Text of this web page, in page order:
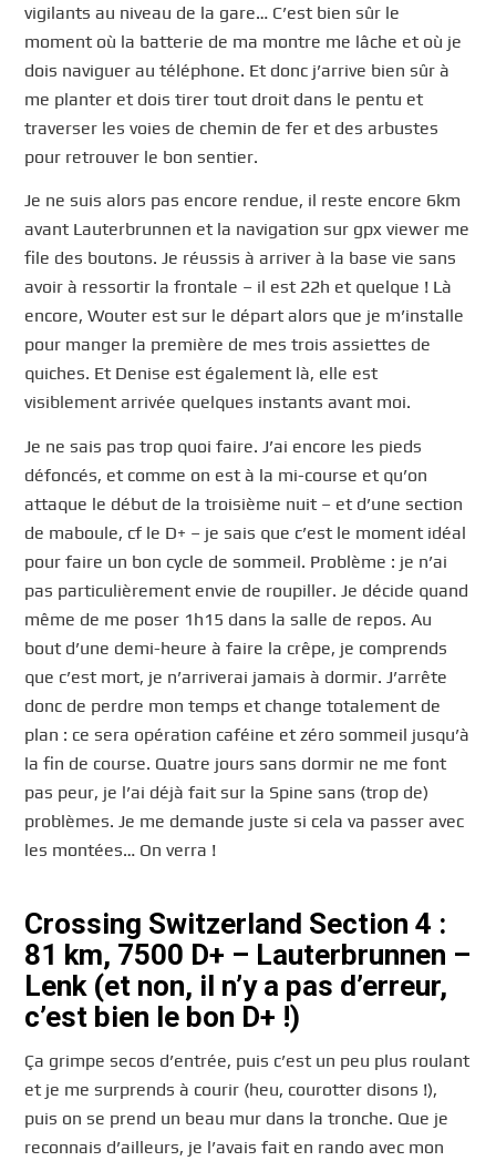
vigilants au niveau de la gare… C’est bien sûr le
moment où la batterie de ma montre me lâche et où je
dois naviguer au téléphone. Et donc j’arrive bien sûr à
me planter et dois tirer tout droit dans le pentu et
traverser les voies de chemin de fer et des arbustes
pour retrouver le bon sentier.
Je ne suis alors pas encore rendue, il reste encore 6km
avant Lauterbrunnen et la navigation sur gpx viewer me
file des boutons. Je réussis à arriver à la base vie sans
avoir à ressortir la frontale – il est 22h et quelque ! Là
encore, Wouter est sur le départ alors que je m’installe
pour manger la première de mes trois assiettes de
quiches. Et Denise est également là, elle est
visiblement arrivée quelques instants avant moi.
Je ne sais pas trop quoi faire. J’ai encore les pieds
défoncés, et comme on est à la mi-course et qu’on
attaque le début de la troisième nuit – et d’une section
de maboule, cf le D+ – je sais que c’est le moment idéal
pour faire un bon cycle de sommeil. Problème : je n’ai
pas particulièrement envie de roupiller. Je décide quand
même de me poser 1h15 dans la salle de repos. Au
bout d’une demi-heure à faire la crêpe, je comprends
que c’est mort, je n’arriverai jamais à dormir. J’arrête
donc de perdre mon temps et change totalement de
plan : ce sera opération caféine et zéro sommeil jusqu’à
la fin de course. Quatre jours sans dormir ne me font
pas peur, je l’ai déjà fait sur la Spine sans (trop de)
problèmes. Je me demande juste si cela va passer avec
les montées… On verra !
Crossing Switzerland Section 4 :
81 km, 7500 D+ – Lauterbrunnen –
Lenk (et non, il n’y a pas d’erreur,
c’est bien le bon D+ !)
Ça grimpe secos d’entrée, puis c’est un peu plus roulant
et je me surprends à courir (heu, courotter disons !),
puis on se prend un beau mur dans la tronche. Que je
reconnais d’ailleurs, je l’avais fait en rando avec mon